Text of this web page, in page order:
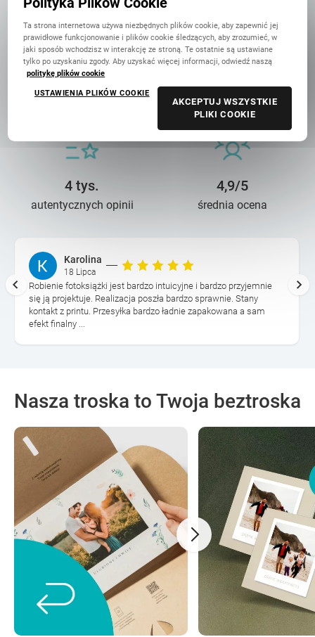
14 lat troski 90 mln+
wydrukowanych zdjęć
4 tys.
autentycznych opinii
4,9/5
średnia ocena
Karolina
18 Lipca
Robienie fotoksiążki jest bardzo intuicyjne i bardzo przyjemnie
się ją projektuje. Realizacja poszła bardzo sprawnie. Stany
kontakt z printu. Przesyłka bardzo ładnie zapakowana a sam
efekt finalny ...
Nasza troska to Twoja beztroska
Ta strona internetowa używa niezbędnych plików cookie, aby zapewnić jej
prawidłowe funkcjonowanie i plików cookie śledzących, aby zrozumieć, w
jaki sposób wchodzisz w interakcję ze stroną. Te ostatnie są ustawiane
tylko po uzyskaniu zgody. Aby uzyskać więcej informacji, odwiedź naszą
politykę plików cookie
USTAWIENIA PLIKÓW COOKIE
AKCEPTUJ WSZYSTKIE
PLIKI COOKIE